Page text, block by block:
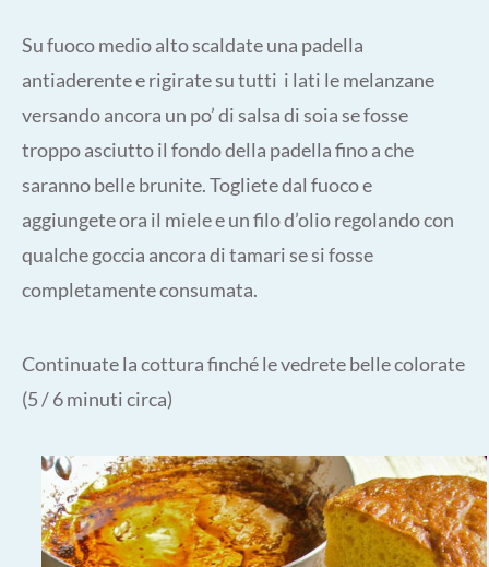
Su fuoco medio alto scaldate una padella
antiaderente e rigirate su tutti i lati le melanzane
versando ancora un po’ di salsa di soia se fosse
troppo asciutto il fondo della padella fino a che
saranno belle brunite. Togliete dal fuoco e
aggiungete ora il miele e un filo d’olio regolando con
qualche goccia ancora di tamari se si fosse
completamente consumata.
Continuate la cottura finché le vedrete belle colorate
(5 / 6 minuti circa)